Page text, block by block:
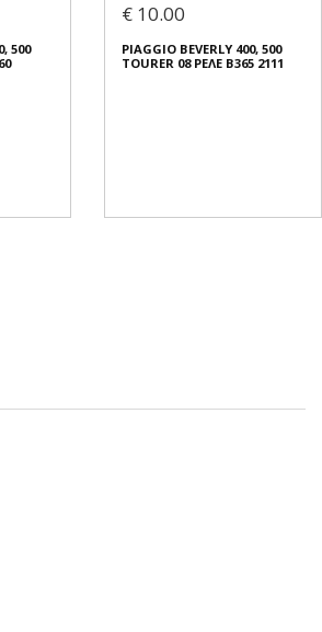
500
€ 10.00
PIAGGIO BEVERLY 400, 500
TOURER 08 ΡΕΛΕ B365 2111